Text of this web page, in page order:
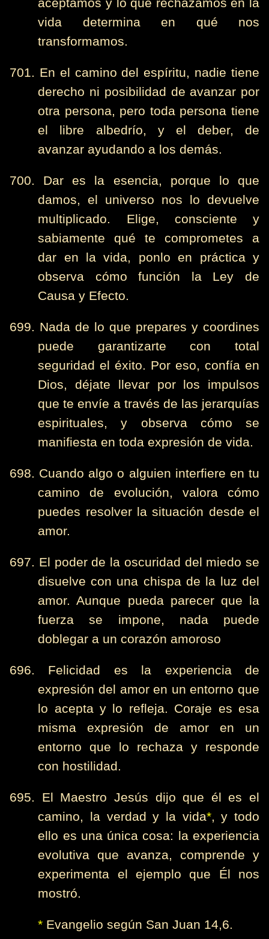
aceptamos y lo que rechazamos en la
vida determina en qué nos
transformamos.
701. En el camino del espíritu, nadie tiene
derecho ni posibilidad de avanzar por
otra persona, pero toda persona tiene
el libre albedrío, y el deber, de
avanzar ayudando a los demás.
700. Dar es la esencia, porque lo que
damos, el universo nos lo devuelve
multiplicado. Elige, consciente y
sabiamente qué te comprometes a
dar en la vida, ponlo en práctica y
observa cómo función la Ley de
Causa y Efecto.
699. Nada de lo que prepares y coordines
puede garantizarte con total
seguridad el éxito. Por eso, confía en
Dios, déjate llevar por los impulsos
que te envíe a través de las jerarquías
espirituales, y observa cómo se
manifiesta en toda expresión de vida.
698. Cuando algo o alguien interfiere en tu
camino de evolución, valora cómo
puedes resolver la situación desde el
amor.
697. El poder de la oscuridad del miedo se
disuelve con una chispa de la luz del
amor. Aunque pueda parecer que la
fuerza se impone, nada puede
doblegar a un corazón amoroso
696. Felicidad es la experiencia de
expresión del amor en un entorno que
lo acepta y lo refleja. Coraje es esa
misma expresión de amor en un
entorno que lo rechaza y responde
con hostilidad.
695. El Maestro Jesús dijo que él es el
camino, la verdad y la vida*, y todo
ello es una única cosa: la experiencia
evolutiva que avanza, comprende y
experimenta el ejemplo que Él nos
mostró.
* Evangelio según San Juan 14,6.